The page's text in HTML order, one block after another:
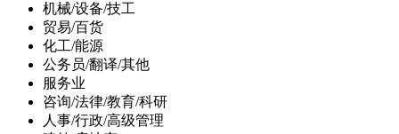
机械/设备/技工
贸易/百货
化工/能源
公务员/翻译/其他
服务业
咨询/法律/教育/科研
人事/行政/高级管理